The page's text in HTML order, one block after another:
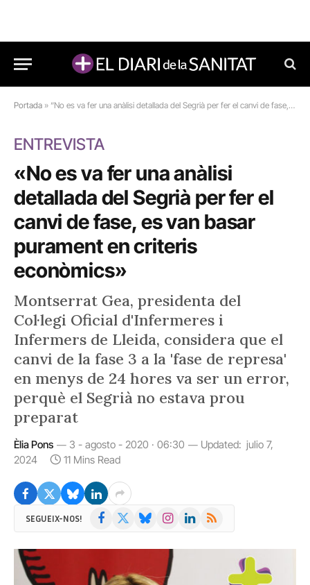
Portada » “No es va fer una anàlisi detallada del Segrià per fer el canvi de fase, es van basar purament en criteris econòmics”
ENTREVISTA
«No es va fer una anàlisi
detallada del Segrià per fer el
canvi de fase, es van basar
purament en criteris
econòmics»
Montserrat Gea, presidenta del
Col·legi Oficial d'Infermeres i
Infermers de Lleida, considera que el
canvi de la fase 3 a la 'fase de represa'
en menys de 24 hores va ser un error,
perquè el Segrià no estava prou
preparat
Èlia Pons 3 - agosto - 2020 · 06:30 Updated: julio 7,
2024
11 Mins Read
SEGUEIX-NOS! Facebook BlueskyInstagramLinkedIn
RSS